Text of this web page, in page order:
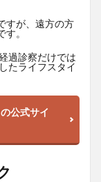
すが、遠方の方
。
過診察だけでは
たライフスタイ
公式サイ